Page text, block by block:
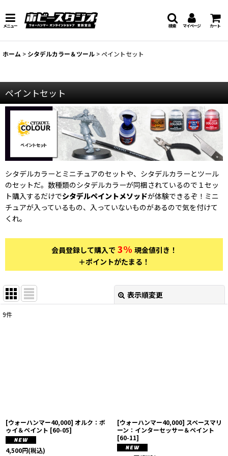
メニュー マイページ カート
検索
ホーム > シタデルカラー＆ツール > ペイントセット
ペイントセット
シタデルカラーとミニチュアのセットや、シタデルカラーとツール
のセットだ。数種類のシタデルカラーが同梱されているので１セッ
ト購入するだけでシタデルペイントメソッドが体験できるぞ！ミニ
チュアが入っているもの、入っていないものがあるので気を付けて
くれ。
会員登録して購入で 3% 現金値引き！
＋ポイントがたまる！
表示順変更
9件
[ウォーハンマー40,000] オルク：ボ
ゥイ＆ペイント [60-05]
4,500円(税込)
[ウォーハンマー40,000] スペースマリ
ーン：インターセッサー＆ペイント
[60-11]